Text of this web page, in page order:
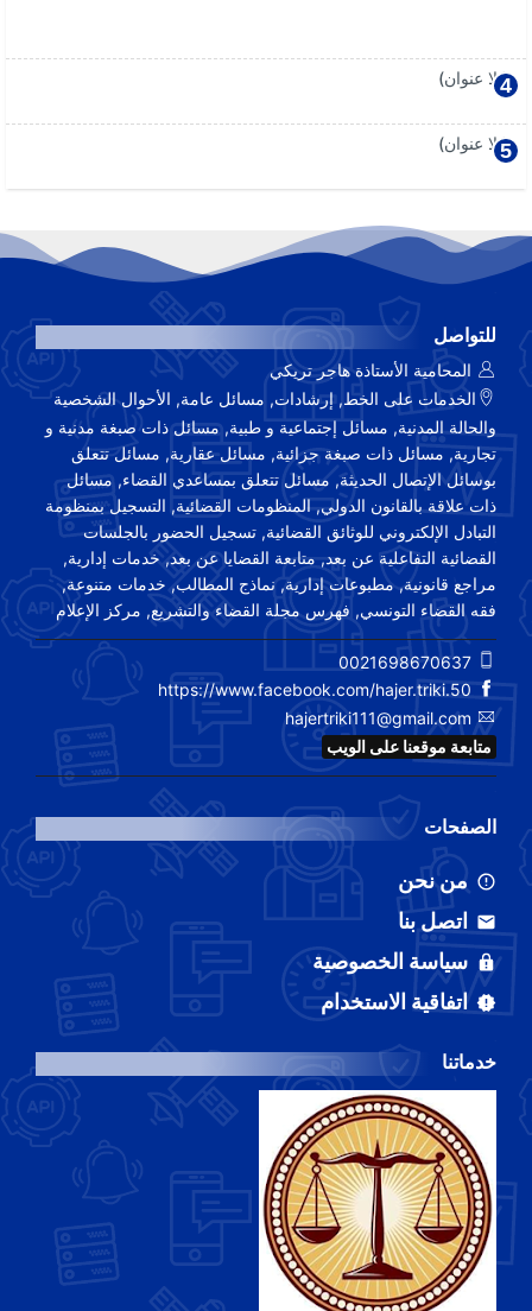
(بلا عنوان)
(بلا عنوان)
للتواصل
المحامية الأستاذة هاجر تريكي
الخدمات على الخط, إرشادات, مسائل عامة, الأحوال الشخصية
والحالة المدنية, مسائل إجتماعية و طبية, مسائل ذات صبغة مدنية و
تجارية, مسائل ذات صبغة جزائية, مسائل عقارية, مسائل تتعلق
بوسائل الإتصال الحديثة, مسائل تتعلق بمساعدي القضاء, مسائل
ذات علاقة بالقانون الدولي, المنظومات القضائية, التسجيل بمنظومة
التبادل الإلكتروني للوثائق القضائية, تسجيل الحضور بالجلسات
القضائية التفاعلية عن بعد, متابعة القضايا عن بعد, خدمات إدارية,
مراجع قانونية, مطبوعات إدارية, نماذج المطالب, خدمات متنوعة,
فقه القضاء التونسي, فهرس مجلة القضاء والتشريع, مركز الإعلام
0021698670637
https://www.facebook.com/hajer.triki.50
hajertriki111@gmail.com
متابعة موقعنا على الويب
الصفحات
من نحن
اتصل بنا
سياسة الخصوصية
اتفاقية الاستخدام
خدماتنا